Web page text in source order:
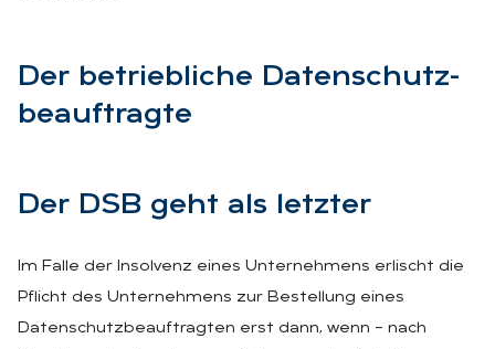
Der be­trieb­li­che Da­ten­schutz­
be­auf­trag­te
Der DSB geht als letz­ter
Im Falle der Insolvenz eines Unternehmens erlischt die
Pflicht des Unternehmens zur Bestellung eines
Datenschutzbeauftragten erst dann, wenn – nach